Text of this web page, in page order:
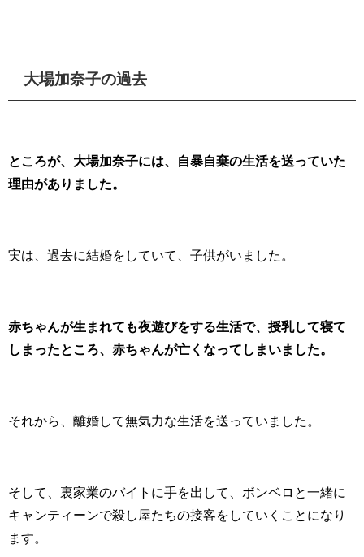
大場加奈子の過去
ところが、大場加奈子には、自暴自棄の生活を送っていた
理由がありました。
実は、過去に結婚をしていて、子供がいました。
赤ちゃんが生まれても夜遊びをする生活で、授乳して寝て
しまったところ、赤ちゃんが亡くなってしまいました。
それから、離婚して無気力な生活を送っていました。
そして、裏家業のバイトに手を出して、ボンベロと一緒に
キャンティーンで殺し屋たちの接客をしていくことになり
ます。